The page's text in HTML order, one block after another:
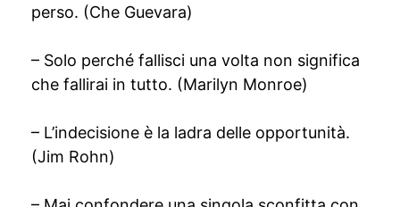
perso. (Che Guevara)
– Solo perché fallisci una volta non significa
che fallirai in tutto. (Marilyn Monroe)
– L’indecisione è la ladra delle opportunità.
(Jim Rohn)